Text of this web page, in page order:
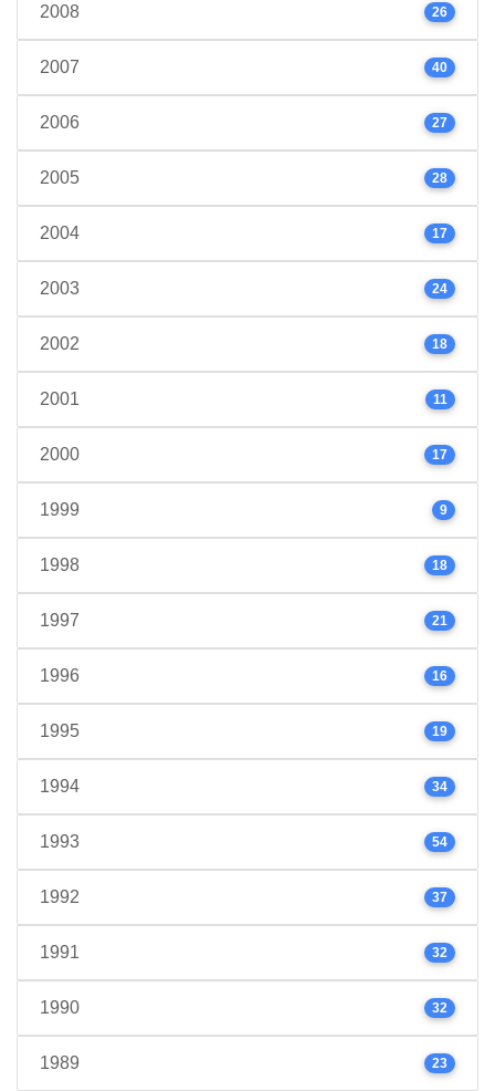
2008 26
2007 40
2006 27
2005 28
2004 17
2003 24
2002 18
2001 11
2000 17
1999 9
1998 18
1997 21
1996 16
1995 19
1994 34
1993 54
1992 37
1991 32
1990 32
1989 23